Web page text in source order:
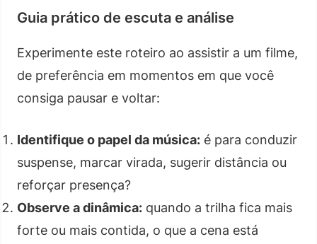
Guia prático de escuta e análise
Experimente este roteiro ao assistir a um filme,
de preferência em momentos em que você
consiga pausar e voltar:
Identifique o papel da música: é para conduzir
suspense, marcar virada, sugerir distância ou
reforçar presença?
Observe a dinâmica: quando a trilha fica mais
forte ou mais contida, o que a cena está